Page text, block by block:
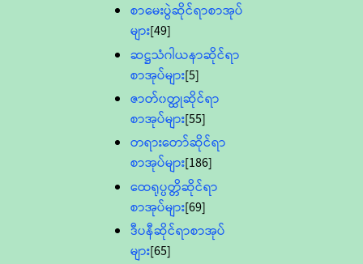
စာမေးပွဲဆိုင်ရာစာအုပ်
များ[49]
ဆဋ္ဌသံဂါယနာဆိုင်ရာ
စာအုပ်များ[5]
ဇာတ်၀တ္ထုဆိုင်ရာ
စာအုပ်များ[55]
တရားတော်ဆိုင်ရာ
စာအုပ်များ[186]
ထေရုပ္ပတ္တိဆိုင်ရာ
စာအုပ်များ[69]
ဒီပနီဆိုင်ရာစာအုပ်
များ[65]